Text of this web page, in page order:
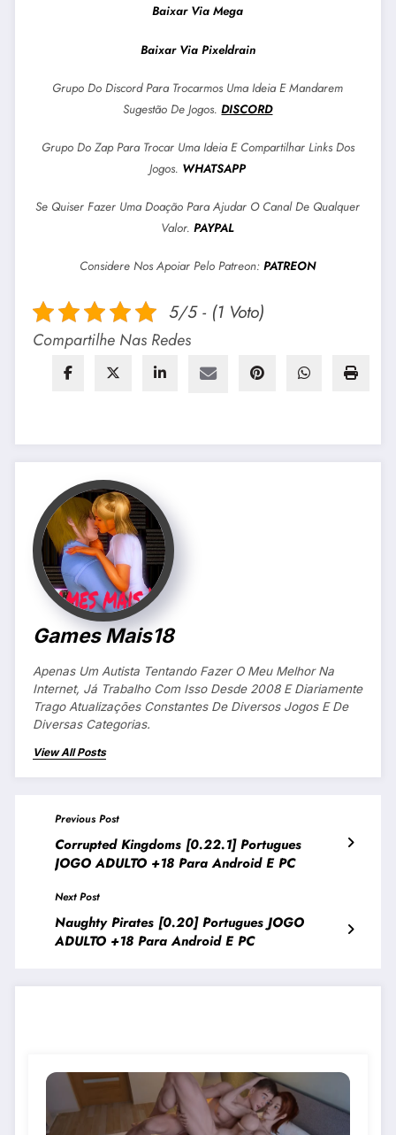
Baixar Via Mega
Baixar Via Pixeldrain
Grupo Do Discord Para Trocarmos Uma Ideia E Mandarem
Sugestão De Jogos.DISCORD
Grupo Do Zap Para Trocar Uma Ideia E Compartilhar Links Dos
Jogos. WHATSAPP
Se Quiser Fazer Uma Doação Para Ajudar O Canal De Qualquer
Valor.PAYPAL
Considere Nos Apoiar Pelo Patreon:PATREON
5/5 - (1 Voto)
Compartilhe Nas Redes
Games Mais18
Apenas Um Autista Tentando Fazer O Meu Melhor Na
Internet, Já Trabalho Com Isso Desde 2008 E Diariamente
Trago Atualizações Constantes De Diversos Jogos E De
Diversas Categorias.
View All Posts
Previous Post
Corrupted Kingdoms [0.22.1] Portugues
JOGO ADULTO +18 Para Android E PC
Next Post
Naughty Pirates [0.20] Portugues JOGO
ADULTO +18 Para Android E PC